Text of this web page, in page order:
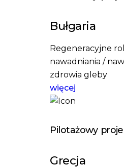
Bułgaria
Regeneracyjne
nawadniania /
zdrowia gleby
więcej
Pilotażowy
Grecja